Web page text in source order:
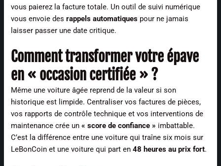
vous paierez la facture totale. Un outil de suivi numérique
vous envoie desrappels automatiques pour ne jamais
laisser passer une date critique.
Comment transformer votre épave
en « occasion certifiée » ?
Même une voiture âgée reprend de la valeur si son
historique est limpide. Centraliser vos factures de pièces,
vos rapports de contrôle technique et vos interventions de
maintenance crée un« score de confiance » imbattable.
C’est la différence entre une voiture qui traîne six mois sur
LeBonCoin et une voiture qui part en48 heures au prix fort.